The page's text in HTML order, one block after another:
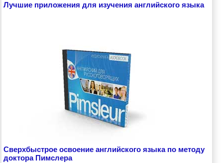
Лучшие приложения для изучения английского языка
Сверхбыстрое освоение английского языка по методу
доктора Пимслера